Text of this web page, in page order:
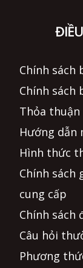
Chính sách
Chính sách
Thỏa thuận
Hướng dẫn
Hình thức
Chính sách
cung cấp
Chính sách
Câu hỏi
Phương